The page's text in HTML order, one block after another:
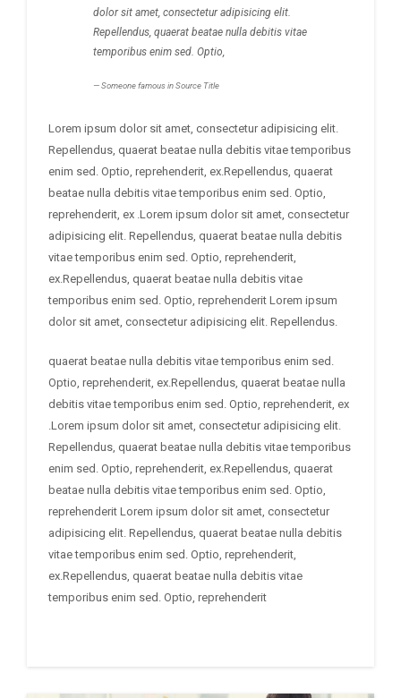
dolor sit amet, consectetur adipisicing elit.
Repellendus, quaerat beatae nulla debitis vitae
temporibus enim sed. Optio,
Someone famous inSource Title
Lorem ipsum dolor sit amet, consectetur adipisicing elit.
Repellendus, quaerat beatae nulla debitis vitae temporibus
enim sed. Optio, reprehenderit, ex.Repellendus, quaerat
beatae nulla debitis vitae temporibus enim sed. Optio,
reprehenderit, ex .Lorem ipsum dolor sit amet, consectetur
adipisicing elit. Repellendus, quaerat beatae nulla debitis
vitae temporibus enim sed. Optio, reprehenderit,
ex.Repellendus, quaerat beatae nulla debitis vitae
temporibus enim sed. Optio, reprehenderit Lorem ipsum
dolor sit amet, consectetur adipisicing elit. Repellendus.
quaerat beatae nulla debitis vitae temporibus enim sed.
Optio, reprehenderit, ex.Repellendus, quaerat beatae nulla
debitis vitae temporibus enim sed. Optio, reprehenderit, ex
.Lorem ipsum dolor sit amet, consectetur adipisicing elit.
Repellendus, quaerat beatae nulla debitis vitae temporibus
enim sed. Optio, reprehenderit, ex.Repellendus, quaerat
beatae nulla debitis vitae temporibus enim sed. Optio,
reprehenderit Lorem ipsum dolor sit amet, consectetur
adipisicing elit. Repellendus, quaerat beatae nulla debitis
vitae temporibus enim sed. Optio, reprehenderit,
ex.Repellendus, quaerat beatae nulla debitis vitae
temporibus enim sed. Optio, reprehenderit